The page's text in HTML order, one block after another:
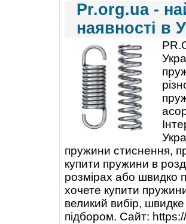
Pr.org.ua -
наявності в
пружини стиснення,
купити пружини в
розмірах або швидко
хочете купити
великий вибір,
підбором. Сайт: